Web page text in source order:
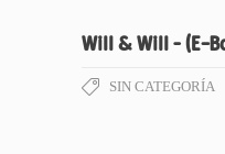
Will & Will – (E-
SIN CATEGORÍA